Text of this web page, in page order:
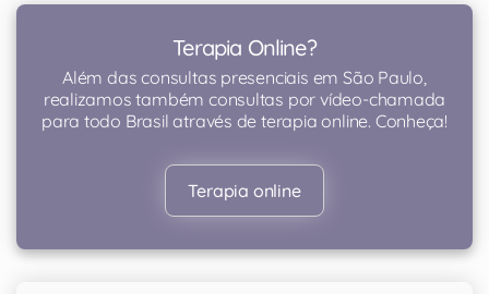
Terapia Online?
Além das consultas presenciais em São Paulo,
realizamos também consultas por vídeo-chamada
para todo Brasil através de terapia online. Conheça!
Terapia online